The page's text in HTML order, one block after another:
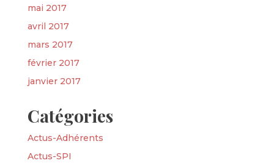
mai 2017
avril 2017
mars 2017
février 2017
janvier 2017
Catégories
Actus-Adhérents
Actus-SPI